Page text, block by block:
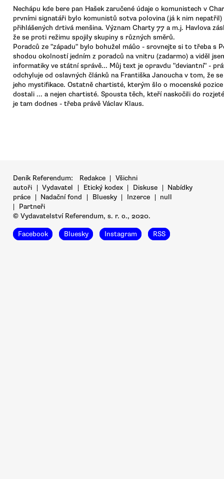
Nechápu kde bere pan Hašek zaručené údaje o komunistech v
prvními signatáři bylo komunistů sotva polovina (já k nim nepatřil)
přihlášených drtivá menšina. Význam Charty 77 a m.j. Havlova
že se proti režimu spojily skupiny s různých směrů.
Poradců ze "západu" bylo bohužel máůo - srovnejte si to třeba s
shodou okolností jedním z poradců na vnitru (zadarmo) a viděl
informatiky ve státní správě... Můj text je opravdu "deviantní" -
odchyluje od oslavných článků na Františka Janoucha v tom, že
jeho mystifikace. Ostatně chartisté, kterým šlo o mocenské
dostali ... a nejen chartisté. Spousta těch, kteří naskočili do
je tam dodnes - třeba právě Václav Klaus.
Deník Referendum: Redakce | Všichni
autoři | Vydavatel | Etický kodex | Diskuse | Nabídky
práce | Nadační fond | Bluesky | Inzerce | null
|
Partneři
© Vydavatelství Referendum, s. r. o., 2020.
Facebook Bluesky Instagram RSS